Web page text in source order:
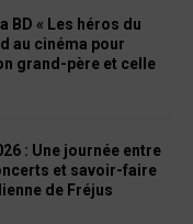
BD « Les héros du
au cinéma pour
grand-père et celle
: Une journée entre
et savoir-faire
de Fréjus